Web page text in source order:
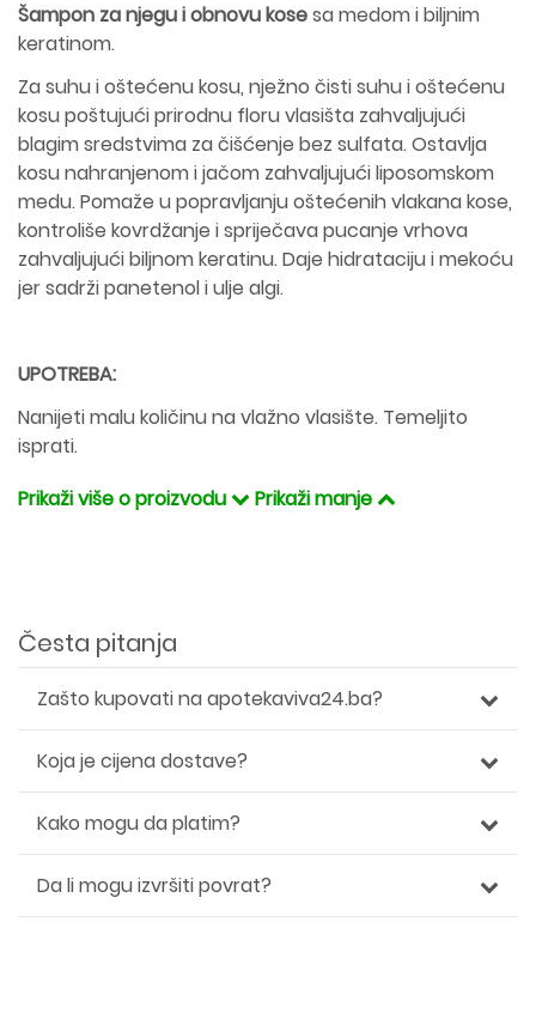
Šampon za njegu i obnovu kosesa medom i biljnim
keratinom.
Za suhu i oštećenu kosu, nježno čisti suhu i oštećenu
kosu poštujući prirodnu floru vlasišta zahvaljujući
blagim sredstvima za čišćenje bez sulfata. Ostavlja
kosu nahranjenom i jačom zahvaljujući liposomskom
medu. Pomaže u popravljanju oštećenih vlakana kose,
kontroliše kovrdžanje i spriječava pucanje vrhova
zahvaljujući biljnom keratinu. Daje hidrataciju i mekoću
jer sadrži panetenol i ulje algi.
UPOTREBA:
Nanijeti malu količinu na vlažno vlasište. Temeljito
isprati.
Prikaži više o proizvodu
Prikaži manje
Česta pitanja
Zašto kupovati na apotekaviva24.ba?
Koja je cijena dostave?
Kako mogu da platim?
Da li mogu izvršiti povrat?